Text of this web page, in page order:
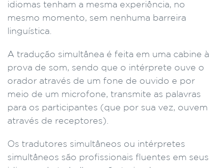
idiomas tenham a mesma experiência, no
mesmo momento, sem nenhuma barreira
linguística.
A tradução simultânea é feita em uma cabine à
prova de som, sendo que o intérprete ouve o
orador através de um fone de ouvido e por
meio de um microfone, transmite as palavras
para os participantes (que por sua vez, ouvem
através de receptores).
Os tradutores simultâneos ou intérpretes
simultâneos são profissionais fluentes em seus